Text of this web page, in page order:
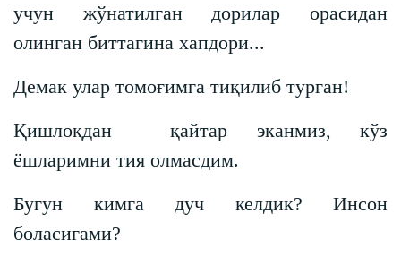
учун жўнатилган дорилар орасидан
олинган биттагина хапдори...
Демак улар томоғимга тиқилиб турган!
Қишлоқдан қайтар эканмиз, кўз
ёшларимни тия олмасдим.
Бугун кимга дуч келдик? Инсон
боласигами?